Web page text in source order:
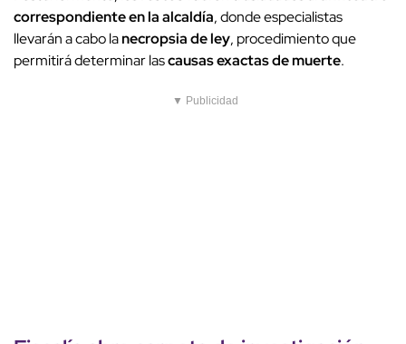
correspondiente en la alcaldía, donde especialistas
llevarán a cabo lanecropsia de ley, procedimiento que
permitirá determinar lascausas exactas de muerte.
▼ Publicidad